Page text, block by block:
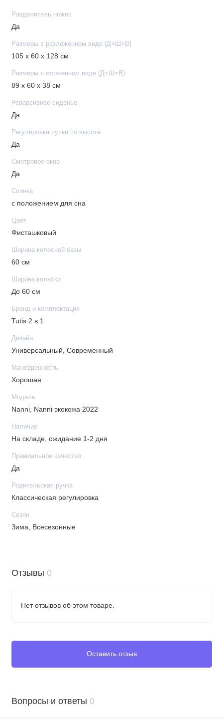
Разделитель ножек
Да
Размеры в разложенном виде (Д×Ш×В)
105 х 60 х 128 см
Размеры в сложенном виде (Д×Ш×В)
89 x 60 x 38 см
Реверсивное сиденье
Да
Регулировка ручки по высоте
Да
Смотровое окно
Да
Спинка
с положением для сна
Цвет
Фисташковый
Ширина колесной базы
60 см
Ширина коляски
До 60 см
Бренд и комплектация
Tutis 2 в 1
Дизайн
Универсальный, Современный
Маневренность
Хорошая
Модель
Nanni, Nanni экокожа 2022
Наличие
На складе, ожидание 1-2 дня
Премиальное качество
Да
Родительская ручка
Классическая регулировка
Сезон
Зима, Всесезонные
Отзывы 0
Нет отзывов об этом товаре.
Оставить отзыв
Вопросы и ответы 0